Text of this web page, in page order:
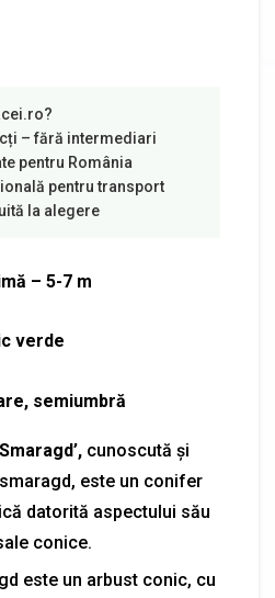
– 5-7 m
verde
semiumbră
cunoscută și
este un conifer
datorită aspectului său
conice.
este un arbust conic, cu